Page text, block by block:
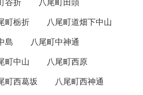
町栃折
八尾町道畑下中山
島
八尾町中神通
町中山
八尾町西原
町西葛坂
八尾町西神通